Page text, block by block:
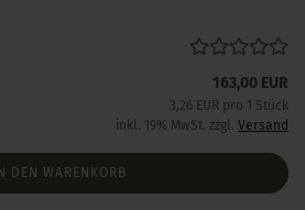
163,00 EUR
3,26 EUR pro 1 Stück
inkl. 19% MwSt. zzgl. Versand
DEN WARENKORB